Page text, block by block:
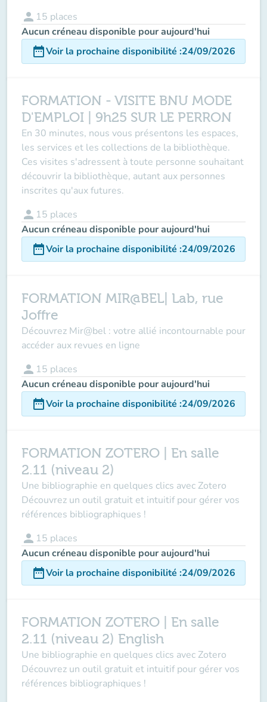
person 15 places
Aucun créneau disponible pour aujourd'hui
date_rangeVoir la prochaine disponibilité :24/09/2026
FORMATION - VISITE BNU MODE
D'EMPLOI | 9h25 SUR LE PERRON
En 30 minutes, nous vous présentons les espaces,
les services et les collections de la bibliothèque.
Ces visites s'adressent à toute personne souhaitant
découvrir la bibliothèque, autant aux personnes
inscrites qu'aux futures.
person 15 places
Aucun créneau disponible pour aujourd'hui
date_rangeVoir la prochaine disponibilité :24/09/2026
FORMATION MIR@BEL| Lab, rue
Joffre
Découvrez Mir@bel : votre allié incontournable pour
accéder aux revues en ligne
person 15 places
Aucun créneau disponible pour aujourd'hui
date_rangeVoir la prochaine disponibilité :24/09/2026
FORMATION ZOTERO | En salle
2.11 (niveau 2)
Une bibliographie en quelques clics avec Zotero
Découvrez un outil gratuit et intuitif pour gérer vos
références bibliographiques !
person 15 places
Aucun créneau disponible pour aujourd'hui
date_rangeVoir la prochaine disponibilité :24/09/2026
FORMATION ZOTERO | En salle
2.11 (niveau 2) English
Une bibliographie en quelques clics avec Zotero
Découvrez un outil gratuit et intuitif pour gérer vos
références bibliographiques !